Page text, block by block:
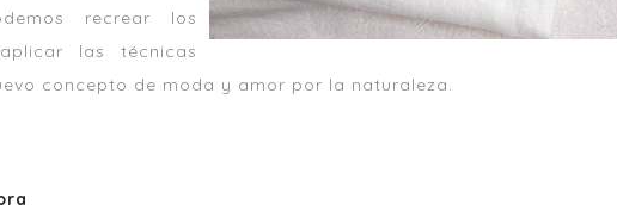
recrear los
las técnicas
concepto de moda y amor por la naturaleza.